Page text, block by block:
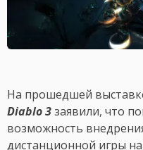
На прошедшей
Diablo 3заявили, что
возможность
дистанционной игры на